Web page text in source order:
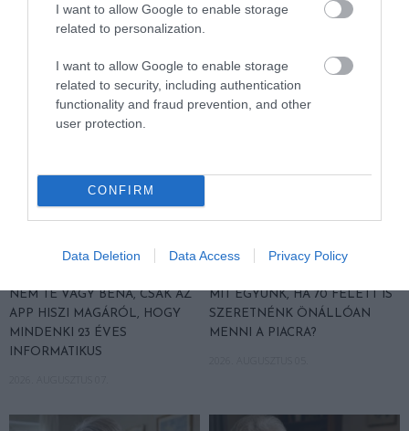
I want to allow Google to enable storage
related to personalization.
I want to allow Google to enable storage
related to security, including authentication
functionality and fraud prevention, and other
user protection.
CONFIRM
Data Deletion Data Access Privacy Policy
NEM TE VAGY BÉNA, CSAK AZ
APP HISZI MAGÁRÓL, HOGY
MINDENKI 23 ÉVES
INFORMATIKUS
MIT EGYÜNK, HA 70 FELETT IS
SZERETNÉNK ÖNÁLLÓAN
MENNI A PIACRA?